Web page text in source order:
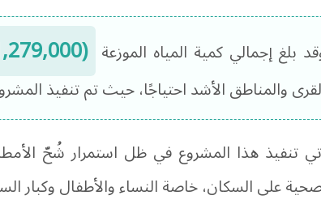
بلغ إجمالي كمية المياه الموزعة (1,279,000) لتر
والمناطق الأشد احتياجًا، حيث تم تنفيذ
تنفيذ هذا المشروع في ظل استمرار شُحّ
على السكان، خاصة النساء والأطفال وكبار